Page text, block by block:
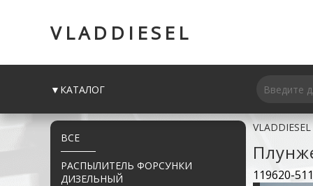
VLADDIESEL
▼КАТАЛОГ
ВСЕ
РАСПЫЛИТЕЛЬ ФОРСУНКИ
ДИЗЕЛЬНЫЙ
VLADDIESEL
119620-